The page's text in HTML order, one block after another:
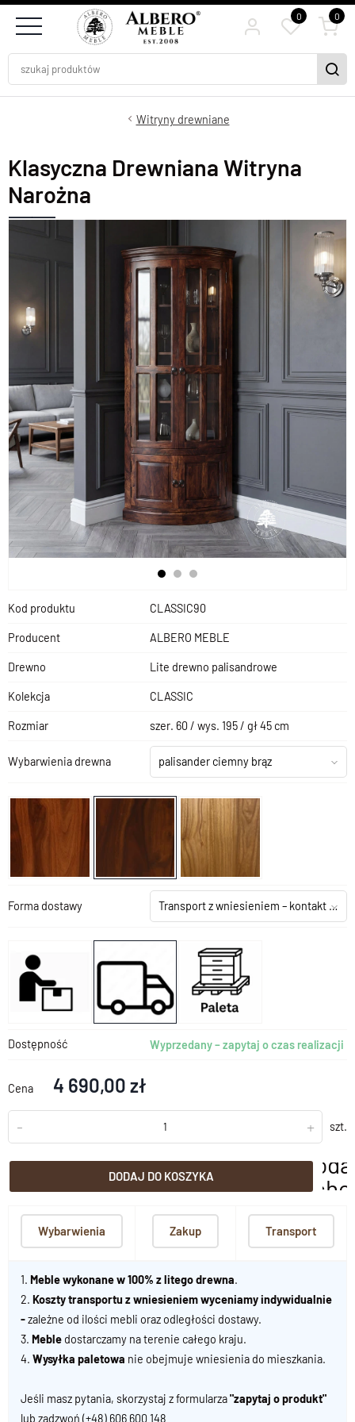
0 0
Witryny drewniane
Klasyczna Drewniana Witryna
Narożna
Kod produktu CLASSIC90
Producent ALBERO MEBLE
Drewno Lite drewno palisandrowe
Kolekcja CLASSIC
Rozmiar szer. 60 / wys. 195 / gł 45 cm
Wybarwienia drewna palisander ciemny brąz
Forma dostawy Transport z wniesieniem – kontakt z salonem
Dostępność Wyprzedany – zapytaj o czas realizacji
Cena 4 690,00 zł
- + szt.
DODAJ DO KOSZYKA
Wybarwienia Zakup Transport
1. Meble wykonane w 100% z litego drewna.
2. Koszty transportu z wniesieniem wyceniamy indywidualnie
-zależne od ilości mebli oraz odległości dostawy.
3. Meble dostarczamy na terenie całego kraju.
4. Wysyłka paletowa nie obejmuje wniesienia do mieszkania.
Jeśli masz pytania, skorzystaj z formularza"zapytaj o produkt"
lub zadzwoń (+48) 606 600 148